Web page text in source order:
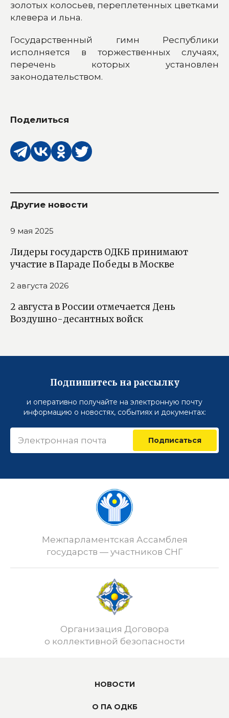
золотых колосьев, переплетенных цветками
клевера и льна.
Государственный гимн Республики
исполняется в торжественных случаях,
перечень которых установлен
законодательством.
Поделиться
Другие новости
9 мая 2025
Лидеры государств ОДКБ принимают
участие в Параде Победы в Москве
2 августа 2026
2 августа в России отмечается День
Воздушно-десантных войск
Подпишитесь на рассылку
и оперативно получайте на электронную почту
информацию о новостях, событиях и документах:
Подписаться
Межпарламентская Ассамблея
государств — участников СНГ
Организация Договора
о коллективной безопасности
НОВОСТИ
О ПА ОДКБ